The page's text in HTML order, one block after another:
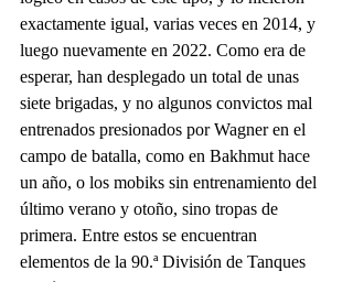
exactamente igual, varias veces en 2014, y
luego nuevamente en 2022. Como era de
esperar, han desplegado un total de unas
siete brigadas, y no algunos convictos mal
entrenados presionados por Wagner en el
campo de batalla, como en Bakhmut hace
un año, o los mobiks sin entrenamiento del
último verano y otoño, sino tropas de
primera. Entre estos se encuentran
elementos de la 90.ª División de Tanques